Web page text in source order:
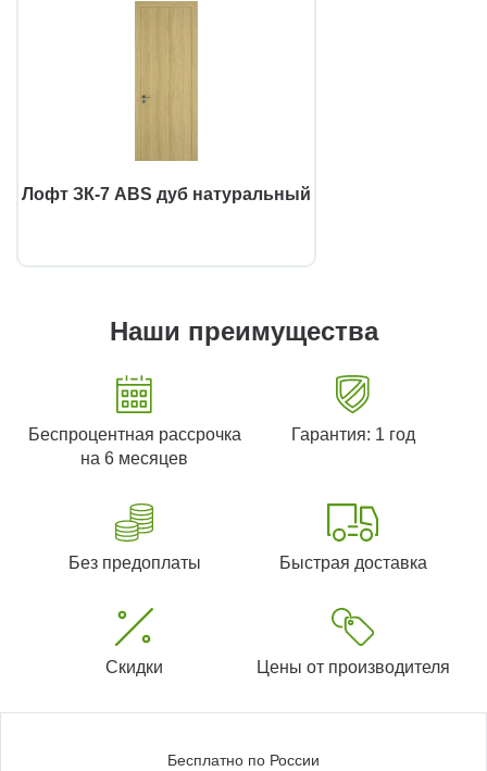
Лофт ЗК-7 ABS дуб натуральный
Наши преимущества
Беспроцентная рассрочка
на 6 месяцев
Гарантия: 1 год
Без предоплаты Быстрая доставка
Скидки Цены от производителя
Бесплатно по России